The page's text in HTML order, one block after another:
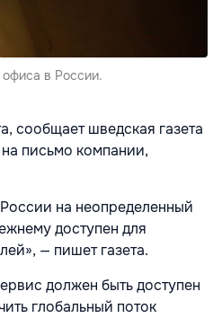
в России.
сообщает шведская газета
письмо компании,
на неопределенный
доступен для
— пишет газета.
должен быть доступен
глобальный поток